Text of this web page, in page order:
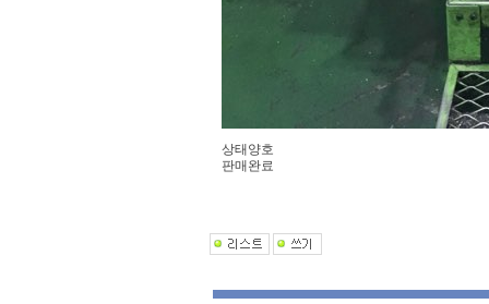
상태양호
판매완료